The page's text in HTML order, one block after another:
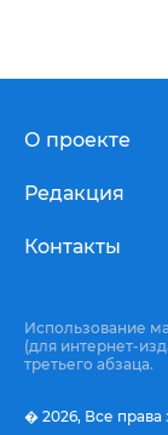
О проекте
Редакция
Контакты
Использование
(для интернет-
третьего абзаца.
� 2026, Все